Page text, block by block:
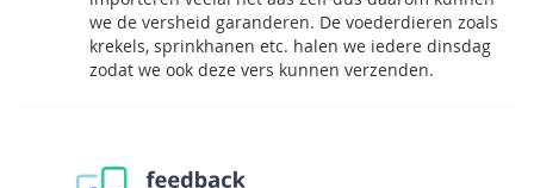
we de versheid garanderen. De voederdieren zoals
krekels, sprinkhanen etc. halen we iedere dinsdag
zodat we ook deze vers kunnen verzenden.